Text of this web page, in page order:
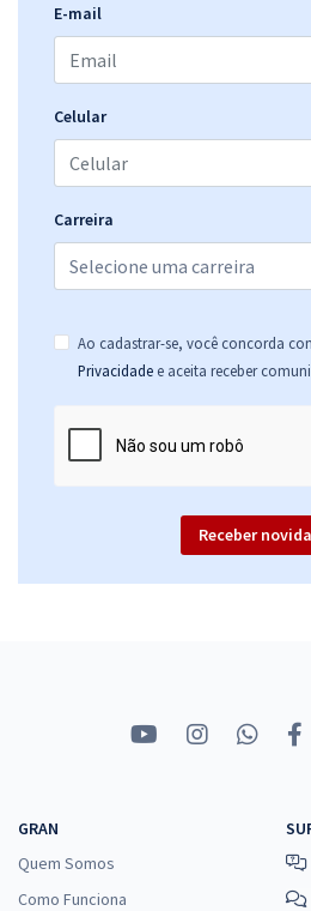
E-mail
Celular
Carreira
Ao cadastrar-se, você concorda
Privacidade e aceita receber
Receber
GRAN
Quem Somos
Como Funciona